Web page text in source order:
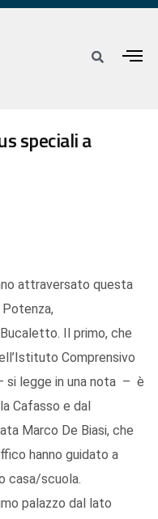
speciali a
attraversato questa
Il primo, che
Comprensivo
si legge in una nota – è
Cafasso e dal
Marco De Biasi, che
hanno guidato a
casa/scuola.
palazzo dal lato